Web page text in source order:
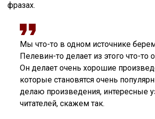
фразах.
Мы что-то в одном источнике
Пелевин-то делает из этого что-то
Он делает очень хорошие
которые становятся очень
делаю произведения, интересные
читателей, скажем так.